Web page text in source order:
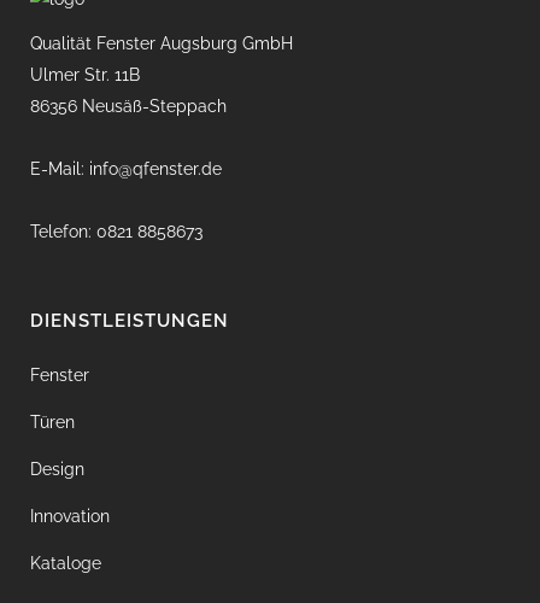
Qualität Fenster Augsburg GmbH
Ulmer Str. 11B
86356 Neusäß-Steppach
E-Mail: info@qfenster.de
Telefon: 0821 8858673
DIENSTLEISTUNGEN
Fenster
Türen
Design
Innovation
Kataloge